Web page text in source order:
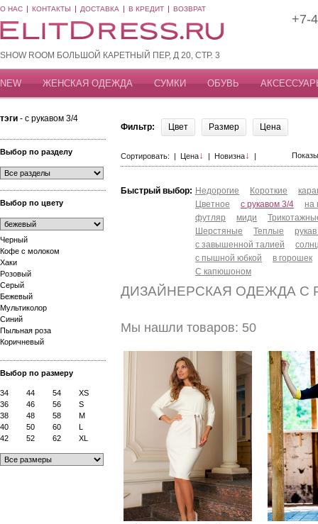
О НАС КОНТАКТЫ ДОСТАВКА В КРЕДИТ ВОЗВРАТ
SHOW ROOM БОЛЬШОЙ КАРЕТНЫЙ ПЕР, Д 20, СТР. 3
+7-
NEW ЖЕНСКАЯ ОДЕЖДА СУМКИ ОБУВЬ
тэги - с рукавом 3/4
Выбор по разделу
Выбор по цвету
Черный
Кофе с молоком
Хаки
Розовый
Серый
Бежевый
Мультиколор
Синий
Пыльная роза
Коричневый
Выбор по размеру
34 44 54
XS
36
46 56
S
38
48 58
M
40
50 60
L
42
52 62 XL
Фильтр: Цвет Размер Цена
Сортировать: | Цена↓ | Новизна↓ |
Быстрый выбор: Недорогие Короткие
Цветное
с рукавом 3/4
на
футляр
миди
Шерстяные
Теплые
с завышенной талией
с пышной юбкой
в горошек
С капюшоном
ДИЗАЙНЕРСКАЯ ОДЕЖДА С
Мы нашли товаров: 50